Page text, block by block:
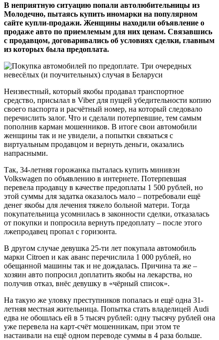
В неприятную ситуацию попали автолюбительницы из
Молодечно, пытаясь купить иномарки на популярном
сайте купли-продажи. Женщины находили объявление о
продаже авто по приемлемым для них ценам. Связавшись
с продавцом, договаривались об условиях сделки, главным
из которых была предоплата.
Неизвестный, который якобы продавал транспортное
средство, присылал в Viber для пущей убедительности копию
своего паспорта и расчётный номер, на который следовало
перечислить залог. Что и сделали потерпевшие, тем самым
пополнив карман мошенников. В итоге свои автомобили
женщины так и не увидели, а попытки связаться с
виртуальным продавцом и вернуть деньги, оказались
напрасными.
Так, 34-летняя горожанка пыталась купить минивэн
Volkswagen по объявлению в интернете. Потерпевшая
перевела продавцу в качестве предоплаты 1 500 рублей, но
этой суммы для задатка оказалось мало – потребовали ещё
денег якобы для лечения тяжело больной матери. Тогда
покупательница усомнилась в законности сделки, отказалась
от покупки и попросила вернуть предоплату – после этого
лжепродавец пропал с горизонта.
В другом случае девушка 25-ти лет покупала автомобиль
марки Citroen и как аванс перечислила 1 000 рублей, но
обещанной машины так и не дождалась. Причина та же –
хозяин авто попросил доплатить якобы на лекарства, но
получив отказ, внёс девушку в «чёрный список».
На такую же уловку преступников попалась и ещё одна 31-
летняя местная жительница. Попытка стать владелицей Audi
едва не обошлась ей в 5 тысяч рублей: одну тысячу рублей она
уже перевела на карт-счёт мошенникам, при этом те
настаивали на ещё одном переводе суммы в 4 раза больше.